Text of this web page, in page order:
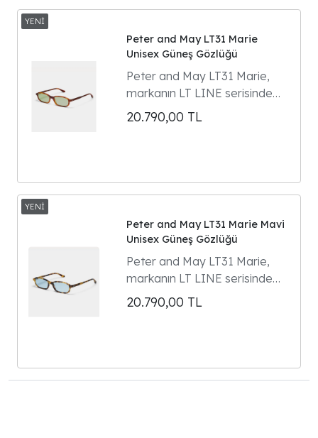
Gaguech ile yapılan özel
Peter and May LT31 Marie
Unisex Güneş Gözlüğü
Peter and May LT31 Marie,
markanın LT LINE serisinde
yer alan dikdörtgen formlu
unisex güneş gözlüğüdür.
Gaguech ile yapılan özel
20.790,00 TL
Peter and May LT31 Marie Mavi
Unisex Güneş Gözlüğü
Peter and May LT31 Marie,
markanın LT LINE serisinde
yer alan dikdörtgen formlu
unisex güneş gözlüğüdür.
Gaguech ile yapılan özel
20.790,00 TL